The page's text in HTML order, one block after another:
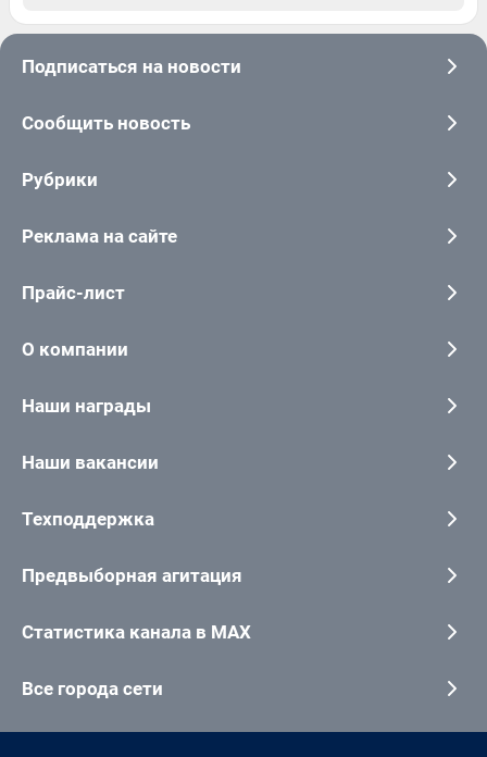
Подписаться на новости
Сообщить новость
Рубрики
Реклама на сайте
Прайс-лист
О компании
Наши награды
Наши вакансии
Техподдержка
Предвыборная агитация
Статистика канала в MAX
Все города сети